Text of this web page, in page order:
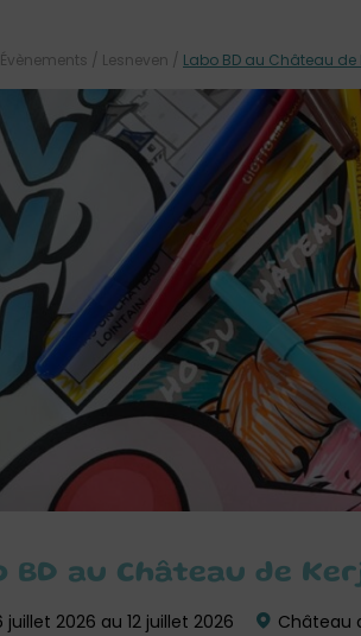
BD au Château de
juillet 2026 au 12 juillet 2026 Château
Évènements / Lesneven / Labo BD au Château de